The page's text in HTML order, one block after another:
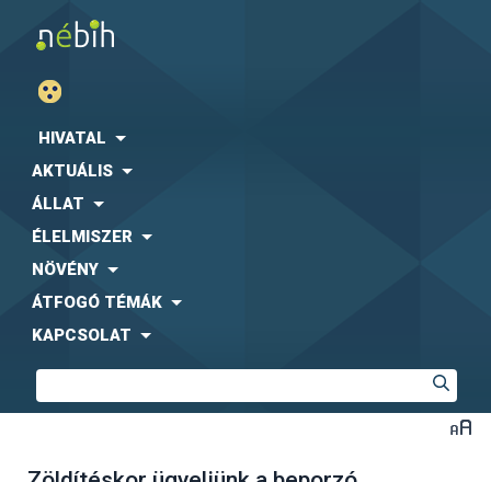
HIVATAL
AKTUÁLIS
ÁLLAT
ÉLELMISZER
NÖVÉNY
ÁTFOGÓ TÉMÁK
KAPCSOLAT